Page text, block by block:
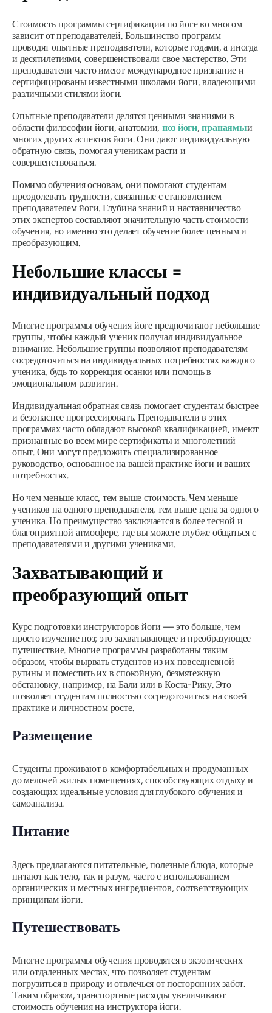
Стоимость программы сертификации по йоге во многом
зависит от преподавателей. Большинство программ
проводят опытные преподаватели, которые годами, а иногда
и десятилетиями, совершенствовали свое мастерство. Эти
преподаватели часто имеют международное признание и
сертифицированы известными школами йоги, владеющими
различными стилями йоги.
Опытные преподаватели делятся ценными знаниями в
области философии йоги, анатомии, поз йоги,пранаямыи
многих других аспектов йоги. Они дают индивидуальную
обратную связь, помогая ученикам расти и
совершенствоваться.
Помимо обучения основам, они помогают студентам
преодолевать трудности, связанные с становлением
преподавателем йоги. Глубина знаний и наставничество
этих экспертов составляют значительную часть стоимости
обучения, но именно это делает обучение более ценным и
преобразующим.
Небольшие классы =
индивидуальный подход
Многие программы обучения йоге предпочитают небольшие
группы, чтобы каждый ученик получал индивидуальное
внимание. Небольшие группы позволяют преподавателям
сосредоточиться на индивидуальных потребностях каждого
ученика, будь то коррекция осанки или помощь в
эмоциональном развитии.
Индивидуальная обратная связь помогает студентам быстрее
и безопаснее прогрессировать. Преподаватели в этих
программах часто обладают высокой квалификацией, имеют
признанные во всем мире сертификаты и многолетний
опыт. Они могут предложить специализированное
руководство, основанное на вашей практике йоги и ваших
потребностях.
Но чем меньше класс, тем выше стоимость. Чем меньше
учеников на одного преподавателя, тем выше цена за одного
ученика. Но преимущество заключается в более тесной и
благоприятной атмосфере, где вы можете глубже общаться с
преподавателями и другими учениками.
Захватывающий и
преобразующий опыт
Курс подготовки инструкторов йоги — это больше, чем
просто изучение поз; это захватывающее и преобразующее
путешествие. Многие программы разработаны таким
образом, чтобы вырвать студентов из их повседневной
рутины и поместить их в спокойную, безмятежную
обстановку, например, на Бали или в Коста-Рику. Это
позволяет студентам полностью сосредоточиться на своей
практике и личностном росте.
Размещение
Студенты проживают в комфортабельных и продуманных
до мелочей жилых помещениях, способствующих отдыху и
создающих идеальные условия для глубокого обучения и
самоанализа.
Питание
Здесь предлагаются питательные, полезные блюда, которые
питают как тело, так и разум, часто с использованием
органических и местных ингредиентов, соответствующих
принципам йоги.
Путешествовать
Многие программы обучения проводятся в экзотических
или отдаленных местах, что позволяет студентам
погрузиться в природу и отвлечься от посторонних забот.
Таким образом, транспортные расходы увеличивают
стоимость обучения на инструктора йоги.